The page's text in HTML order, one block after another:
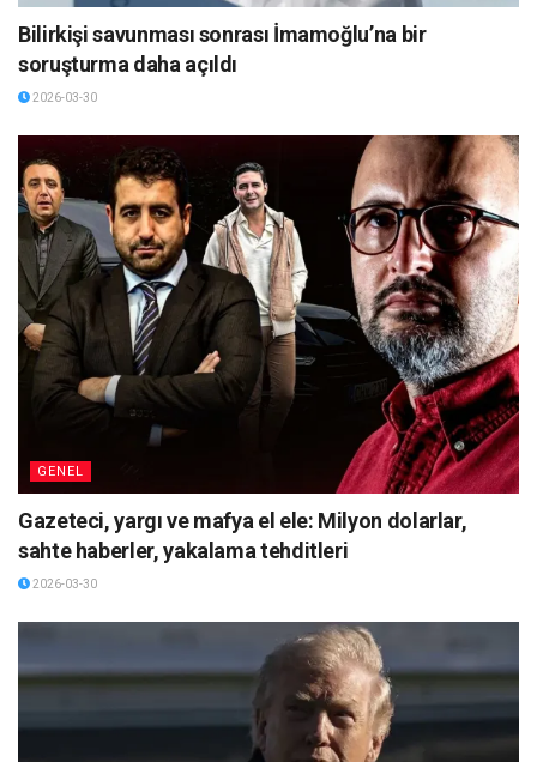
Bilirkişi savunması sonrası İmamoğlu’na bir
soruşturma daha açıldı
2026-03-30
GENEL
Gazeteci, yargı ve mafya el ele: Milyon dolarlar,
sahte haberler, yakalama tehditleri
2026-03-30